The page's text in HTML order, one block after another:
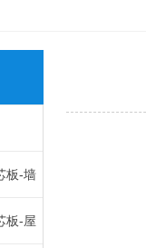
板-墙
板-屋